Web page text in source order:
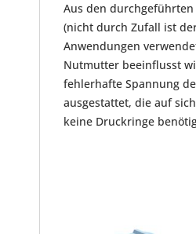
Aus den
(nicht durch Zufall ist
Anwendungen
Nutmutter beeinflusst
fehlerhafte Spannung
ausgestattet, die auf
keine Druckringe